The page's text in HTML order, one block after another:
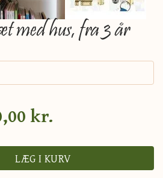
med hus, fra 3 år
kr.
LÆG I KURV